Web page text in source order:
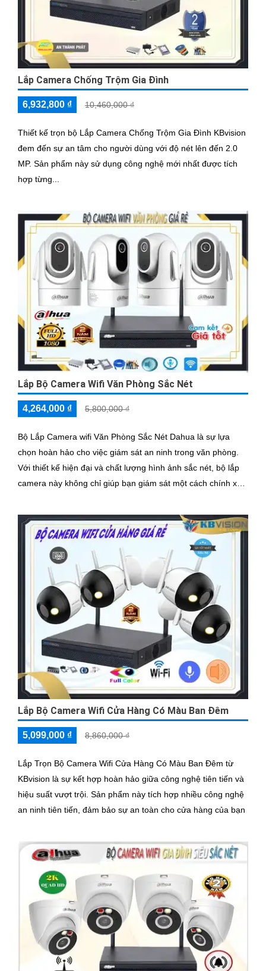
Lắp Camera Chống Trộm Gia Đình
6,932,800 ₫ 10,460,000 ₫
Thiết kế trọn bộ Lắp Camera Chống Trộm Gia Đình KBvision
đem đến sự an tâm cho người dùng với độ nét lên đến 2.0
MP. Sản phẩm này sử dụng công nghệ mới nhất được tích
hợp từng...
Lắp Bộ Camera Wifi Văn Phòng Sắc Nét
4,264,000 ₫ 5,800,000 ₫
Bộ Lắp Camera wifi Văn Phòng Sắc Nét Dahua là sự lựa
chọn hoàn hảo cho việc giám sát an ninh trong văn phòng.
Với thiết kế hiện đại và chất lượng hình ảnh sắc nét, bộ lắp
camera này không chỉ giúp bạn giám sát một cách chính xác
Lắp Bộ Camera Wifi Cửa Hàng Có Màu Ban Đêm
5,099,000 ₫ 8,860,000 ₫
Lắp Trọn Bộ Camera Wifi Cửa Hàng Có Màu Ban Đêm từ
KBvision là sự kết hợp hoàn hảo giữa công nghệ tiên tiến và
hiệu suất vượt trội. Sản phẩm này tích hợp nhiều công nghệ
an ninh tiên tiến, đảm bảo sự an toàn cho cửa hàng của bạn